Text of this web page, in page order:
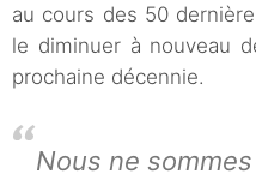
au cours des 50
le diminuer à nouveau
prochaine décennie.
Nous ne